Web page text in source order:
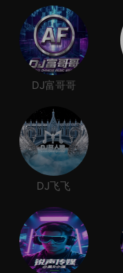
DJ富哥哥
DJ飞飞